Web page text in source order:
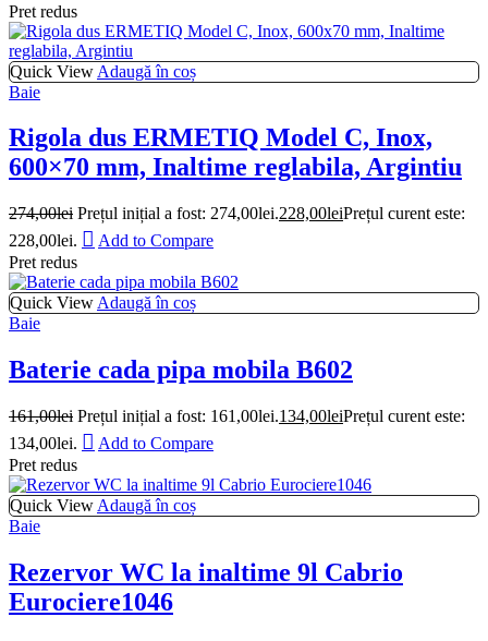
Pret redus
Quick View Adaugă în coș
Baie
Rigola dus ERMETIQ Model C, Inox,
600×70 mm, Inaltime reglabila, Argintiu
274,00lei Prețul inițial a fost: 274,00lei.228,00leiPrețul curent este:
228,00lei.
Add to Compare
Pret redus
Quick View Adaugă în coș
Baie
Baterie cada pipa mobila B602
161,00lei Prețul inițial a fost: 161,00lei.134,00leiPrețul curent este:
134,00lei.
Add to Compare
Pret redus
Quick View Adaugă în coș
Baie
Rezervor WC la inaltime 9l Cabrio
Eurociere1046